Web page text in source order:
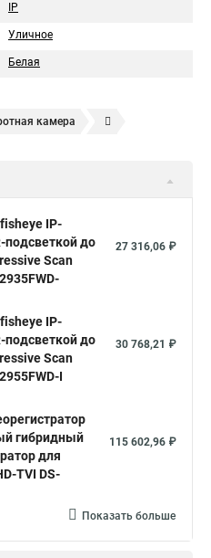
IP
Уличное
Белая
камера
ip камера
Hikvision 2cd1148 i b
Ip видеокамеры
hikvision ds 2cd1148 i b
hikvision
hikvision ds
Камера Hikvision ds 2ce16d8t
IP-
подсветкой до
Scan
27 316,06 ₽
IP-
подсветкой до
Scan
I
30 768,21 ₽
гибридный
для
TVI DS-
115 602,96 ₽
Показать больше